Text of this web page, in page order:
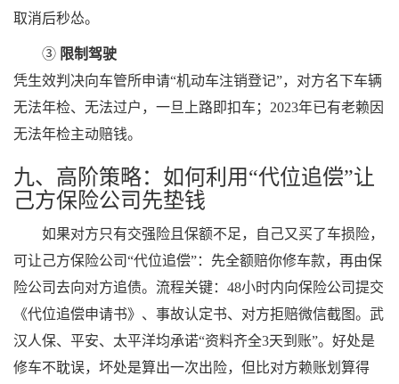
取消后秒怂。
③ 限制驾驶
凭生效判决向车管所申请“机动车注销登记”，对方名下车辆
无法年检、无法过户，一旦上路即扣车；2023年已有老赖因
无法年检主动赔钱。
九、高阶策略：如何利用“代位追偿”让
己方保险公司先垫钱
如果对方只有交强险且保额不足，自己又买了车损险，
可让己方保险公司“代位追偿”：先全额赔你修车款，再由保
险公司去向对方追债。流程关键：48小时内向保险公司提交
《代位追偿申请书》、事故认定书、对方拒赔微信截图。武
汉人保、平安、太平洋均承诺“资料齐全3天到账”。好处是
修车不耽误，坏处是算出一次出险，但比对方赖账划算得